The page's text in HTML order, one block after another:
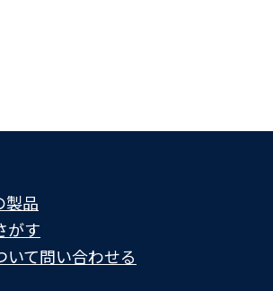
製品
がす
いて問い合わせる​